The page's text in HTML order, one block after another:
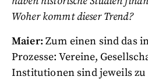
Woher kommt dieser Trend?
Maier: Zum einen sind das
Prozesse: Vereine,
Institutionen sind jeweils